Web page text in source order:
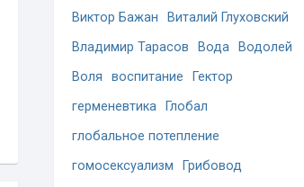
Виктор Бажан
Виталий Глуховский
Владимир Тарасов
Вода
Водолей
Воля
воспитание
Гектор
герменевтика
Глобал
глобальное потепление
гомосексуализм
Грибовод